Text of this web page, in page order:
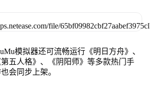
模拟器还可流畅运行《明日方舟》、
第五人格》、《阴阳师》等多款热门手
会同步上架。